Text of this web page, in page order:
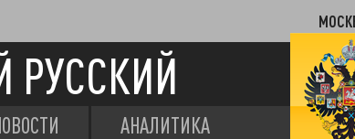
РУССКИЙ
АНАЛИТИКА